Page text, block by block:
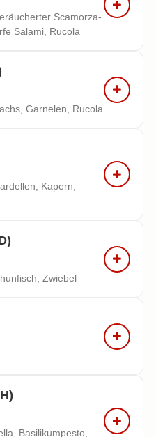
Scamorza-
Salami, Rucola
Garnelen, Rucola
Kapern,
Zwiebel
Basilikumpesto,